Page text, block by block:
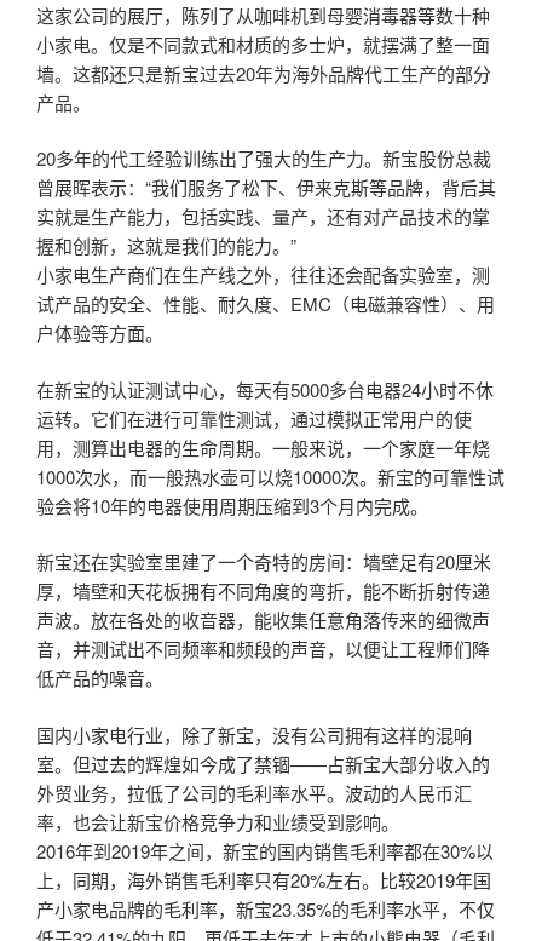
这家公司的展厅，陈列了从咖啡机到母婴消毒器等数十种
小家电。仅是不同款式和材质的多士炉，就摆满了整一面
墙。这都还只是新宝过去20年为海外品牌代工生产的部分
产品。
20多年的代工经验训练出了强大的生产力。新宝股份总裁
曾展晖表示：“我们服务了松下、伊来克斯等品牌，背后其
实就是生产能力，包括实践、量产，还有对产品技术的掌
握和创新，这就是我们的能力。”
小家电生产商们在生产线之外，往往还会配备实验室，测
试产品的安全、性能、耐久度、EMC（电磁兼容性）、用
户体验等方面。
在新宝的认证测试中心，每天有5000多台电器24小时不休
运转。它们在进行可靠性测试，通过模拟正常用户的使
用，测算出电器的生命周期。一般来说，一个家庭一年烧
1000次水，而一般热水壶可以烧10000次。新宝的可靠性试
验会将10年的电器使用周期压缩到3个月内完成。
新宝还在实验室里建了一个奇特的房间：墙壁足有20厘米
厚，墙壁和天花板拥有不同角度的弯折，能不断折射传递
声波。放在各处的收音器，能收集任意角落传来的细微声
音，并测试出不同频率和频段的声音，以便让工程师们降
低产品的噪音。
国内小家电行业，除了新宝，没有公司拥有这样的混响
室。但过去的辉煌如今成了禁锢——占新宝大部分收入的
外贸业务，拉低了公司的毛利率水平。波动的人民币汇
率，也会让新宝价格竞争力和业绩受到影响。
2016年到2019年之间，新宝的国内销售毛利率都在30%以
上，同期，海外销售毛利率只有20%左右。比较2019年国
产小家电品牌的毛利率，新宝23.35%的毛利率水平，不仅